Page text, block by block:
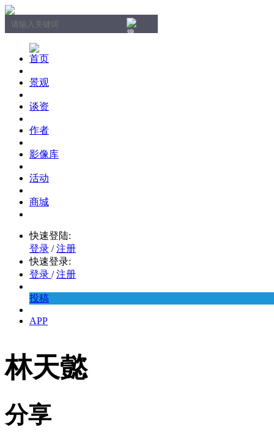
首页
景观
谈资
作者
影像库
活动
商城
快速登陆:
登录 / 注册
快速登录:
登录 / 注册
投稿
APP
林天懿
分享